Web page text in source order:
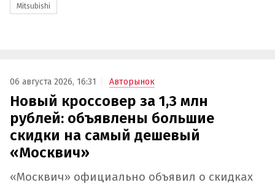
Mitsubishi
06 августа 2026, 16:31 Авторынок
Новый кроссовер за 1,3 млн
рублей: объявлены большие
скидки на самый дешевый
«Москвич»
«Москвич» официально объявил о скидках